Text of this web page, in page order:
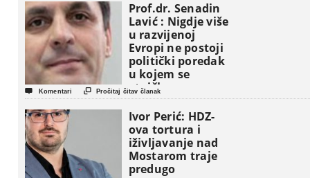
Prof.dr. Senadin
Lavić : Nigdje više
u razvijenoj
Evropi ne postoji
politički poredak
u kojem se
etničke grupe
pojavljuju kao
osnovne
političke jedinice
 Komentari  Pročitaj čitav članak
Ivor Perić: HDZ-
ova tortura i
iživljavanje nad
Mostarom traje
predugo